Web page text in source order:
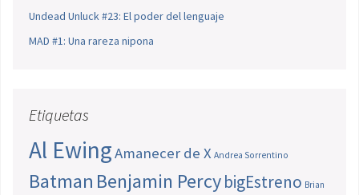
Undead Unluck #23: El poder del lenguaje
MAD #1: Una rareza nipona
Etiquetas
Al EwingAmanecer de X Andrea Sorrentino
Batman Benjamin PercybigEstreno Brian